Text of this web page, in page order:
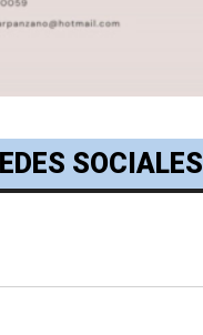
SOCIALES